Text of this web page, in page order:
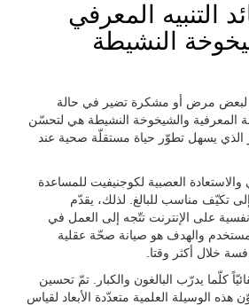
التنبيه المعرفي
النشيطة
لبعض مرض أو مشكرة تضير في حالة
المعرفية والشيخوخة النشيطة هي لتحسّن
الذي يسهل تطوّر حياة مستقلّة صحية عند
والاستعادة العصبية لكوجنيفيت للمساعدة
تكيّف مناسب للبالغ. لذلك، يقدّم
على الإنترنت تتّجه إلى العمل في
والهدف هو صيانة صحّة عقلية
خلال أكثر وقتا.
كلّما يدرّب البالغون والكبار. تمّ تحسين
هذه الوسيلة العلمية متعدّدة الأبعاد لقياس